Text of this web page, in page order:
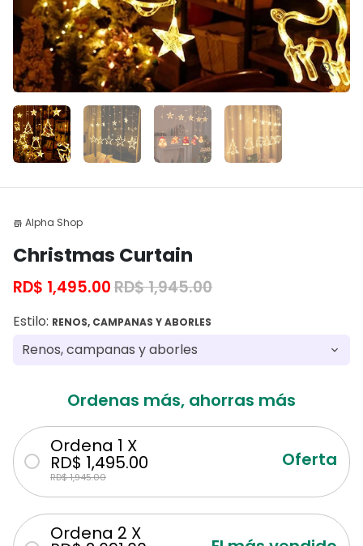
store Alpha Shop
Christmas Curtain
RD$ 1,495.00RD$ 1,945.00
Estilo: RENOS, CAMPANAS Y ABORLES
Ordenas más, ahorras más
Ordena 1 X
RD$ 1,495.00
RD$ 1,945.00
Oferta
Ordena 2 X